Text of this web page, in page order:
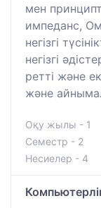
мен
импеданс,
негізгі
негізгі
ретті және
және
Оқу жылы - 1
Семестр - 2
Несиелер - 4